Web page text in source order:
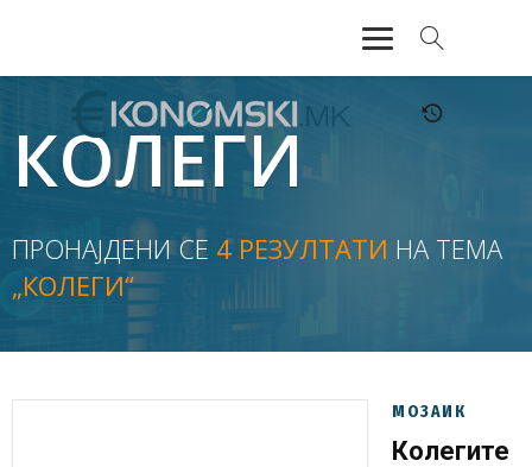
АКТУЕЛНО
ЕКОНОМИЈА
ФИНАНСИИ
БАНКАРСТВО
ЖИВОТ
КОЛЕГИ
ПРОНАЈДЕНИ СЕ 4 РЕЗУЛТАТИ НА ТЕМА
„КОЛЕГИ“
МОЗАИК
Колегите